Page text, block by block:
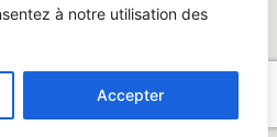
à notre utilisation des
Accepter